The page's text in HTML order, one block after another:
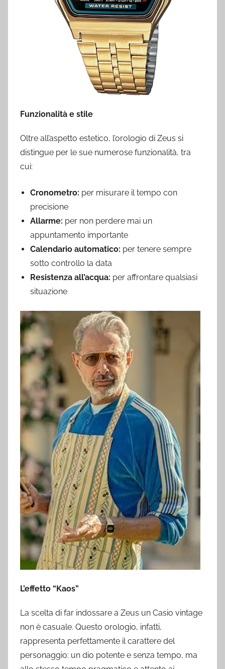
Funzionalità e stile
Oltre all’aspetto estetico, l’orologio di Zeus si
distingue per le sue numerose funzionalità, tra
cui:
Cronometro: per misurare il tempo con
precisione
Allarme: per non perdere mai un
appuntamento importante
Calendario automatico: per tenere sempre
sotto controllo la data
Resistenza all’acqua: per affrontare qualsiasi
situazione
L’effetto “Kaos”
La scelta di far indossare a Zeus un Casio vintage
non è casuale. Questo orologio, infatti,
rappresenta perfettamente il carattere del
personaggio: un dio potente e senza tempo, ma